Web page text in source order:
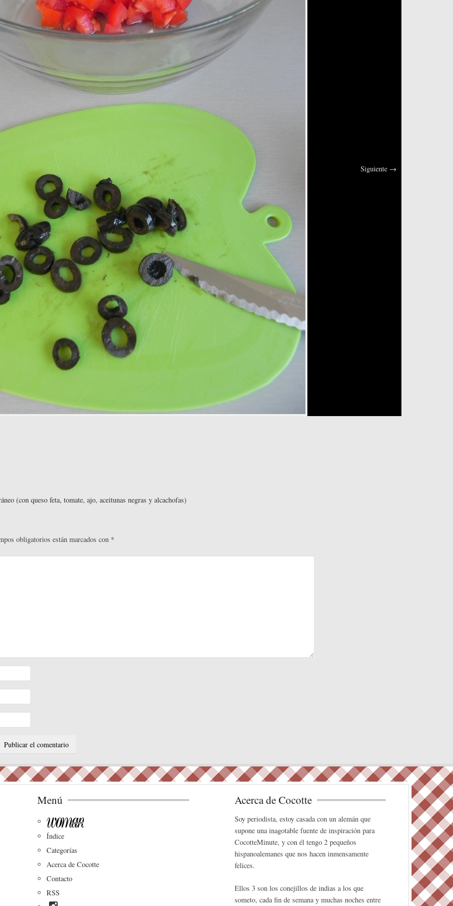
Siguiente →
(con queso feta, tomate, ajo, aceitunas negras y alcachofas)
obligatorios están marcados con *
Menú
Índice
Categorías
Acerca de Cocotte
Contacto
RSS
Acerca de Cocotte
Soy periodista, estoy casada con un alemán que
supone una inagotable fuente de inspiración para
CocotteMinute, y con él tengo 2 pequeños
hispanoalemanes que nos hacen inmensamente
felices.
Ellos 3 son los conejillos de indias a los que
someto, cada fin de semana y muchas noches entre